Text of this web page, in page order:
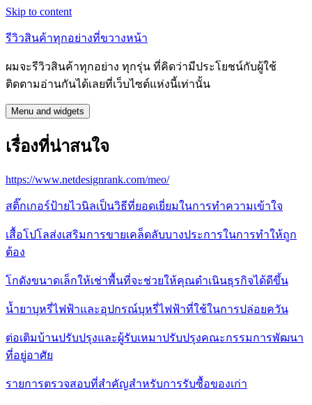
Skip to content
รีวิวสินค้าทุกอย่างที่ขวางหน้า
ผมจะรีวิวสินค้าทุกอย่าง ทุกรุ่น ที่คิดว่ามีประโยชน์กับผู้ใช้
ติดตามอ่านกันได้เลยที่เว็บไซต์แห่งนี้เท่านั้น
Menu and widgets
เรื่องที่น่าสนใจ
https://www.netdesignrank.com/meo/
สติ๊กเกอร์ป้ายไวนิลเป็นวิธีที่ยอดเยี่ยมในการทำความเข้าใจ
เสื้อโปโลส่งเสริมการขายเคล็ดลับบางประการในการทำให้ถูก
ต้อง
โกดังขนาดเล็กให้เช่าพื้นที่จะช่วยให้คุณดำเนินธุรกิจได้ดีขึ้น
น้ำยาบุหรี่ไฟฟ้าและอุปกรณ์บุหรี่ไฟฟ้าที่ใช้ในการปล่อยควัน
ต่อเติมบ้านปรับปรุงและผู้รับเหมาปรับปรุงคณะกรรมการพัฒนา
ที่อยู่อาศัย
รายการตรวจสอบที่สำคัญสำหรับการรับซื้อของเก่า